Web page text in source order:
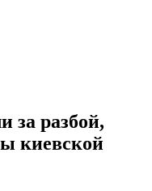
за разбой,
киевской